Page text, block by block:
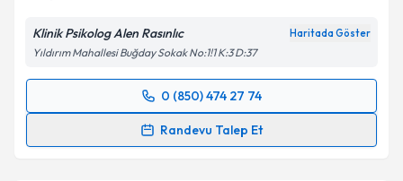
Klinik Psikolog Alen Rasınlıc Haritada Göster
Yıldırım Mahallesi Buğday Sokak No:1!1 K:3 D:37
0 (850) 474 27 74
Randevu Talep Et
Randevu Takvimi Talebi